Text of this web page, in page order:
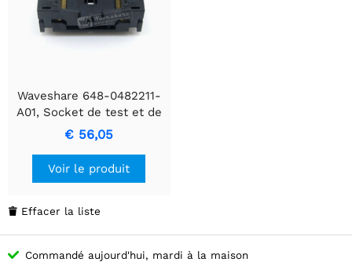
Waveshare 648-0482211-
A01, Socket de test et de
rodage
€ 56,05
Voir le produit
 Effacer la liste
Commandé aujourd'hui, mardi à la maison